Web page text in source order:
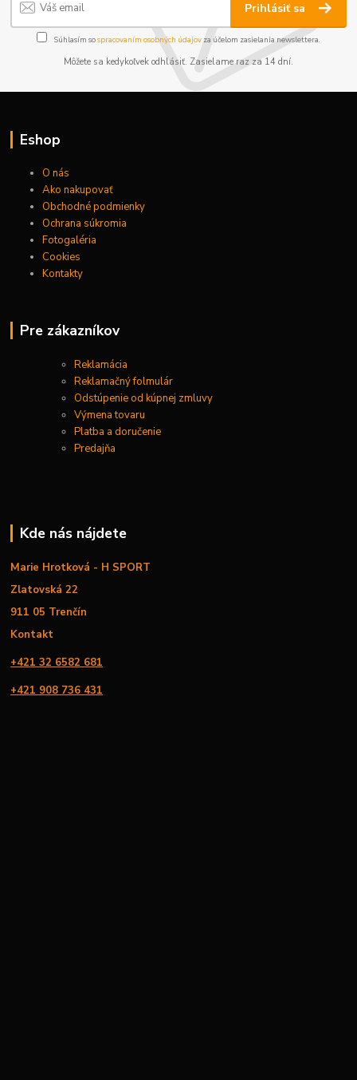
Prihlásiť sa
Súhlasím sospracovaním osobných údajov za účelom zasielania newslettera.
Môžete sa kedykoľvek odhlásiť. Zasielame raz za 14 dní.
Eshop
O nás
Ako nakupovať
Obchodné podmienky
Ochrana súkromia
Fotogaléria
Cookies
Kontakty
Pre zákazníkov
Reklamácia
Reklamačný folmulár
Odstúpenie od kúpnej zmluvy
Výmena tovaru
Platba a doručenie
Predajňa
Kde nás nájdete
Marie Hrotková - H SPORT
Zlatovská 22
911 05 Trenčín
Kontakt
+421 32 6582 681
+421 908 736 431